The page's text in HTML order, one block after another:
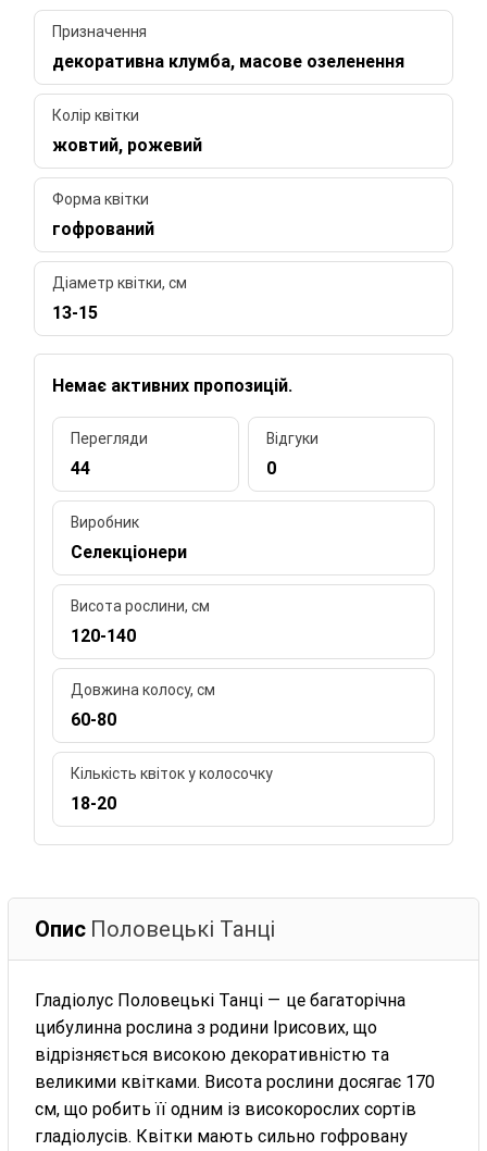
Призначення
декоративна клумба, масове озеленення
Колір квітки
жовтий, рожевий
Форма квітки
гофрований
Діаметр квітки, см
13-15
Немає активних пропозицій.
Перегляди
44
Відгуки
0
Виробник
Селекціонери
Висота рослини, см
120-140
Довжина колосу, см
60-80
Кількість квіток у колосочку
18-20
Опис Половецькі Танці
Гладіолус Половецькі Танці — це багаторічна
цибулинна рослина з родини Ірисових, що
відрізняється високою декоративністю та
великими квітками. Висота рослини досягає 170
см, що робить її одним із високорослих сортів
гладіолусів. Квітки мають сильно гофровану